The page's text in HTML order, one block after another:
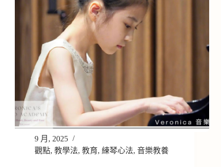
9 月, 2025
觀點, 教學法, 教育, 練琴心法, 音樂教養